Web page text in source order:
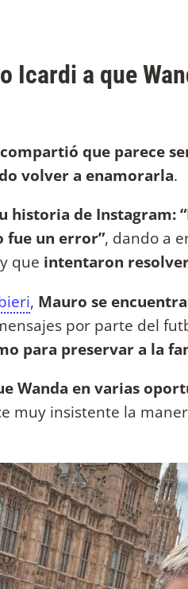
Icardi a que
compartió que parece
volver a enamorarla.
historia de Instagram:
fue un error”, dando a
que intentaron
, Mauro se
por parte del
para preservar a la
Wanda en varias
muy insistente la